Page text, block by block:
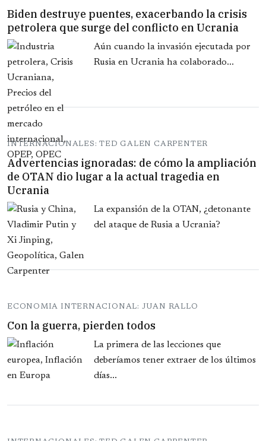
Biden destruye puentes, exacerbando la crisis
petrolera que surge del conflicto en Ucrania
Aún cuando la invasión ejecutada por
Rusia en Ucrania ha colaborado...
INTERNACIONALES: TED GALEN CARPENTER
Advertencias ignoradas: de cómo la ampliación
de OTAN dio lugar a la actual tragedia en
Ucrania
La expansión de la OTAN, ¿detonante
del ataque de Rusia a Ucrania?
ECONOMIA INTERNACIONAL: JUAN RALLO
Con la guerra, pierden todos
La primera de las lecciones que
deberíamos tener extraer de los últimos
días...